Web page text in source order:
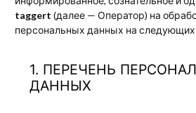
taggert (далее — Оператор) на
персональных данных на следующих
ПЕРЕЧЕНЬ
ДАННЫХ